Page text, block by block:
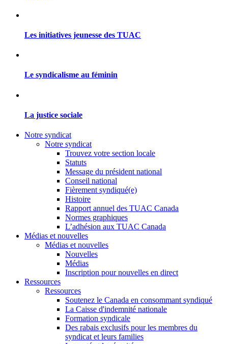
Les initiatives jeunesse des TUAC
Le syndicalisme au féminin
La justice sociale
Notre syndicat
Notre syndicat
Trouvez votre section locale
Statuts
Message du président national
Conseil national
Fièrement syndiqué(e)
Histoire
Rapport annuel des TUAC Canada
Normes graphiques
L’adhésion aux TUAC Canada
Médias et nouvelles
Médias et nouvelles
Nouvelles
Médias
Inscription pour nouvelles en direct
Ressources
Ressources
Soutenez le Canada en consommant syndiqué
La Caisse d'indemnité nationale
Formation syndicale
Des rabais exclusifs pour les membres du
syndicat et leurs families